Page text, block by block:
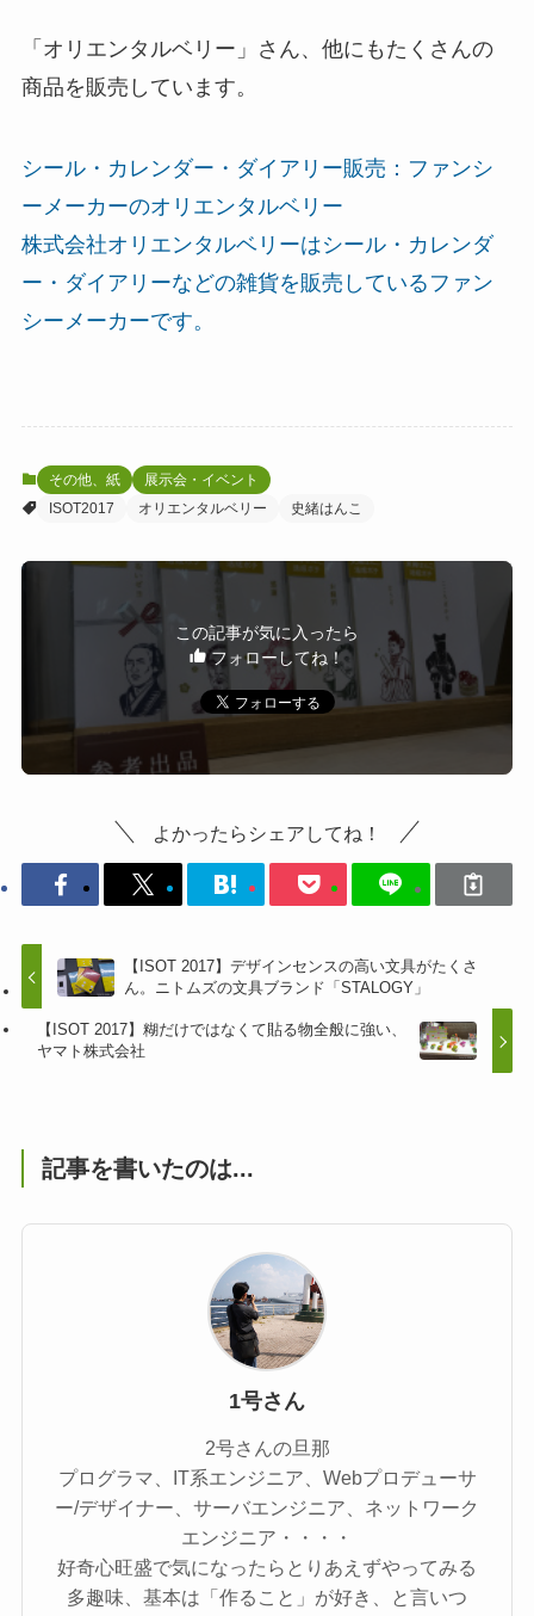
「オリエンタルベリー」さん、他にもたくさんの
商品を販売しています。
シール・カレンダー・ダイアリー販売：ファンシ
ーメーカーのオリエンタルベリー
株式会社オリエンタルベリーはシール・カレンダ
ー・ダイアリーなどの雑貨を販売しているファン
シーメーカーです。
その他、紙
展示会・イベント
ISOT2017
オリエンタルベリー 史緒はんこ
この記事が気に入ったら
フォローしてね！
よかったらシェアしてね！
【ISOT 2017】デザインセンスの高い文具がたくさ
ん。ニトムズの文具ブランド「STALOGY」
【ISOT 2017】糊だけではなくて貼る物全般に強い、
ヤマト株式会社
記事を書いたのは...
1号さん
2号さんの旦那
プログラマ、IT系エンジニア、Webプロデューサ
ー/デザイナー、サーバエンジニア、ネットワーク
エンジニア・・・・
好奇心旺盛で気になったらとりあえずやってみる
多趣味、基本は「作ること」が好き、と言いつ